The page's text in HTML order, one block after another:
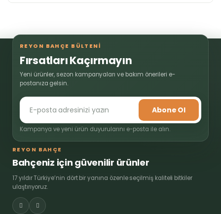
REYON BAHÇE BÜLTENİ
Fırsatları Kaçırmayın
Yeni ürünler, sezon kampanyaları ve bakım önerileri e-
postanıza gelsin.
Abone Ol
Kampanya ve yeni ürün duyurularını e-posta ile alın.
REYON BAHÇE
Bahçeniz için güvenilir ürünler
17 yıldır Türkiye’nin dört bir yanına özenle seçilmiş kaliteli bitkiler
ulaştırıyoruz.